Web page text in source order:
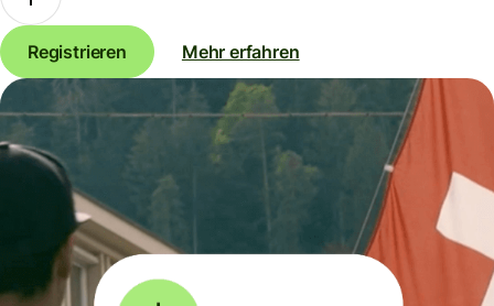
Registrieren Mehr erfahren